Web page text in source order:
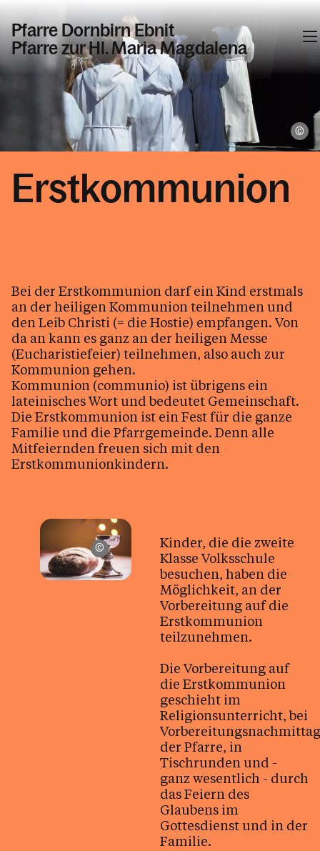
Pfarre Dornbirn Ebnit
Pfarre zur Hl. Maria Magdalena
Informationen
Aktuelles
Hochzeit
Heiraten
Krankensalbung
Versöhnung
Tod / Beerdigung / Trauer
Arbeitskreise / Ehrenamt
Kinder / Jugend / Familie
Gottesdienste
Kirche
Kalender
Personen
Erstkommunion
Bei der Erstkommunion darf ein Kind erstmals
an der heiligen Kommunion teilnehmen und
den Leib Christi (= die Hostie) empfangen. Von
da an kann es ganz an der heiligen Messe
(Eucharistiefeier) teilnehmen, also auch zur
Kommunion gehen.
Kommunion (communio) ist übrigens ein
lateinisches Wort und bedeutet Gemeinschaft.
Die Erstkommunion ist ein Fest für die ganze
Familie und die Pfarrgemeinde. Denn alle
Mitfeiernden freuen sich mit den
Erstkommunionkindern.
unsplash.com / James Coleman
Kinder, die die zweite
Klasse Volksschule
besuchen, haben die
Möglichkeit, an der
Vorbereitung auf die
Erstkommunion
teilzunehmen.
Die Vorbereitung auf
die Erstkommunion
geschieht im
Religionsunterricht, bei
der Pfarre, in
Tischrunden und -
ganz wesentlich - durch
das Feiern des
Glaubens im
Gottesdienst und in der
Familie.